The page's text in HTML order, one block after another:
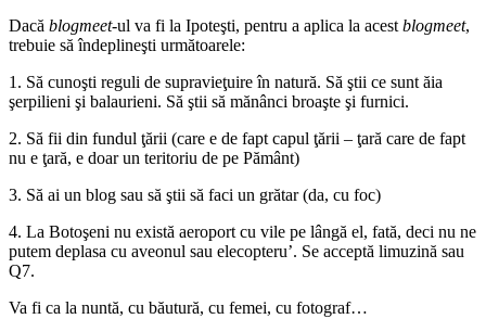
Dacă blogmeet-ul va fi la Ipoteşti, pentru a aplica la acest blogmeet,
trebuie să îndeplineşti următoarele:
1. Să cunoşti reguli de supravieţuire în natură. Să ştii ce sunt ăia
şerpilieni şi balaurieni. Să ştii să mănânci broaşte şi furnici.
2. Să fii din fundul ţării (care e de fapt capul ţării – ţară care de fapt
nu e ţară, e doar un teritoriu de pe Pământ)
3. Să ai un blog sau să ştii să faci un grătar (da, cu foc)
4. La Botoşeni nu există aeroport cu vile pe lângă el, fată, deci nu ne
putem deplasa cu aveonul sau elecopteru’. Se acceptă limuzină sau
Q7.
Va fi ca la nuntă, cu băutură, cu femei, cu fotograf…